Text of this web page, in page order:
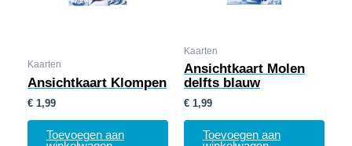
Kaarten
Ansichtkaart Klompen
€ 1,99
Toevoegen aan
Kaarten
Ansichtkaart Molen
delfts blauw
€ 1,99
Toevoegen aan